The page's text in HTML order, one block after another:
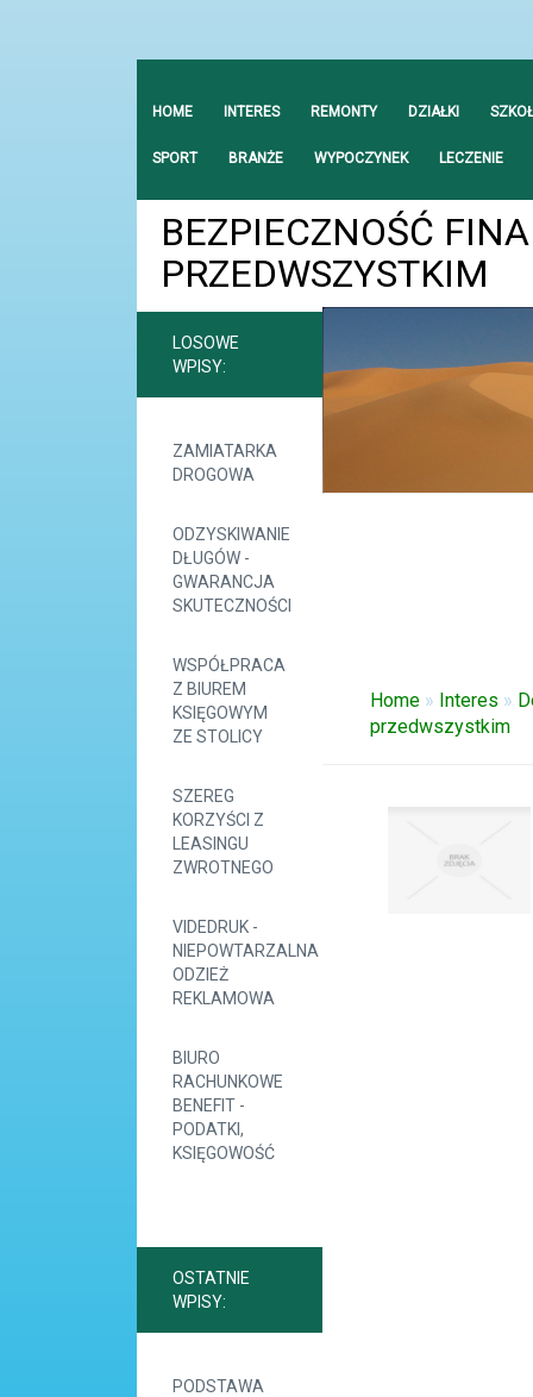
HOME INTERES REMONTY DZIAŁKI
SPORT BRANŻE WYPOCZYNEK LECZENIE
BEZPIECZNOŚĆ
PRZEDWSZYSTKIM
LOSOWE
WPISY:
ZAMIATARKA
DROGOWA
ODZYSKIWANIE
DŁUGÓW -
GWARANCJA
SKUTECZNOŚCI
WSPÓŁPRACA
Z BIUREM
KSIĘGOWYM
ZE STOLICY
SZEREG
KORZYŚCI Z
LEASINGU
ZWROTNEGO
VIDEDRUK -
NIEPOWTARZALNA
ODZIEŻ
REKLAMOWA
BIURO
RACHUNKOWE
BENEFIT -
PODATKI,
KSIĘGOWOŚĆ
OSTATNIE
WPISY:
PODSTAWA
Home » Interes »
przedwszystkim